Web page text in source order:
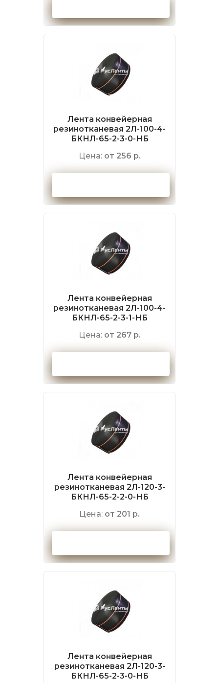
Лента конвейерная
резинотканевая 2Л-100-4-
БКНЛ-65-2-3-0-НБ
Цена: от 256 р.
Лента конвейерная
резинотканевая 2Л-100-4-
БКНЛ-65-2-3-1-НБ
Цена: от 267 р.
Лента конвейерная
резинотканевая 2Л-120-3-
БКНЛ-65-2-2-0-НБ
Цена: от 201 р.
Лента конвейерная
резинотканевая 2Л-120-3-
БКНЛ-65-2-3-0-НБ